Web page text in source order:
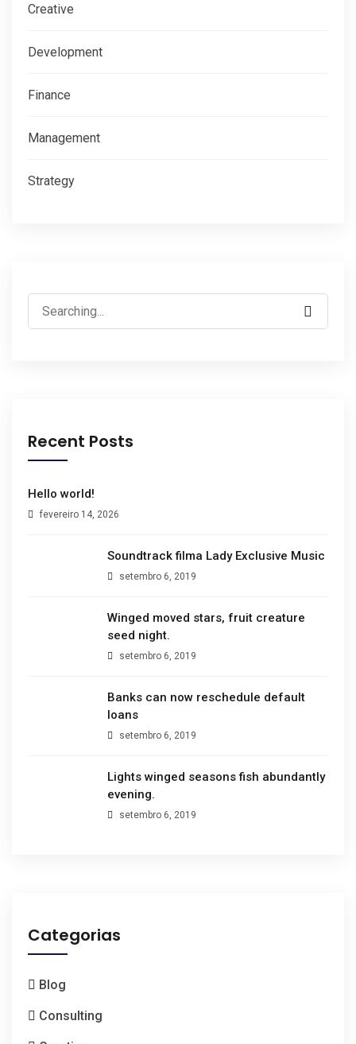
Creative
Development
Finance
Management
Strategy
Recent Posts
Hello world!
fevereiro 14, 2026
Soundtrack filma Lady Exclusive Music
setembro 6, 2019
Winged moved stars, fruit creature
seed night.
setembro 6, 2019
Banks can now reschedule default
loans
setembro 6, 2019
Lights winged seasons fish abundantly
evening.
setembro 6, 2019
Categorias
Blog
Consulting